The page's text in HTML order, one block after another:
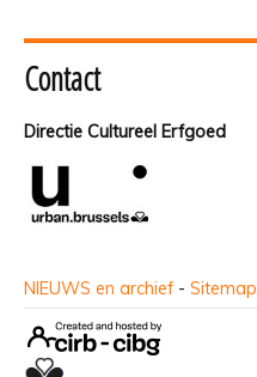
Contact
Directie Cultureel Erfgoed
NIEUWS en archief - Sitemap